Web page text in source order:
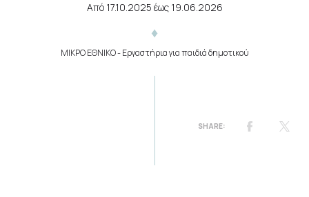
Από 17.10.2025 έως 19.06.2026
ΜΙΚΡΟ ΕΘΝΙΚΟ- Εργαστήρια για παιδιά δημοτικού